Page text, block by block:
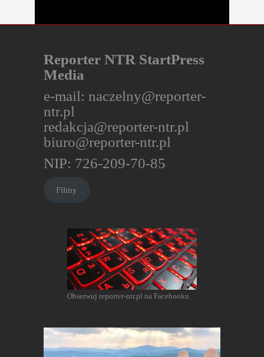
Reporter NTR StartPress
Media
e-mail: naczelny@reporter-
ntr.pl
redakcja@reporter-ntr.pl
biuro@reporter-ntr.pl
NIP: 726-209-70-85
Filmy
Obserwuj reporter-ntr.pl na Facebooku